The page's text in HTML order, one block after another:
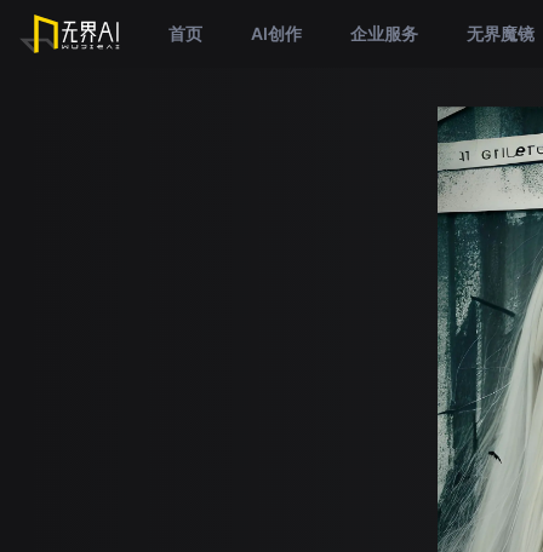
首页 AI创作 企业服务 无界魔镜